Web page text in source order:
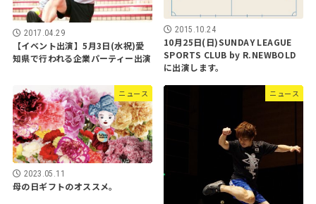
2017.04.29
【イベント出演】5月3日(水祝)愛
知県で行われる企業パーティー出演
2015.10.24
10月25日(日)SUNDAY LEAGUE
SPORTS CLUB by R.NEWBOLD
に出演します。
ニュース
2023.05.11
母の日ギフトのオススメ。
ニュース